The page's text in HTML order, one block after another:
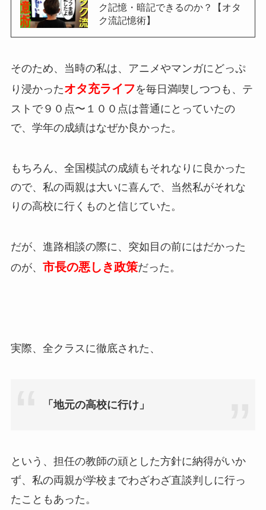
ク記憶・暗記できるのか？【オタ
ク流記憶術】
そのため、当時の私は、アニメやマンガにどっぷ
り浸かったオタ充ライフを毎日満喫しつつも、テ
ストで９０点〜１００点は普通にとっていたの
で、学年の成績はなぜか良かった。
もちろん、全国模試の成績もそれなりに良かった
ので、私の両親は大いに喜んで、当然私がそれな
りの高校に行くものと信じていた。
だが、進路相談の際に、突如目の前にはだかった
のが、 市長の悪しき政策だった。
実際、全クラスに徹底された、
「地元の高校に行け」
という、担任の教師の頑とした方針に納得がいか
ず、私の両親が学校までわざわざ直談判しに行っ
たこともあった。